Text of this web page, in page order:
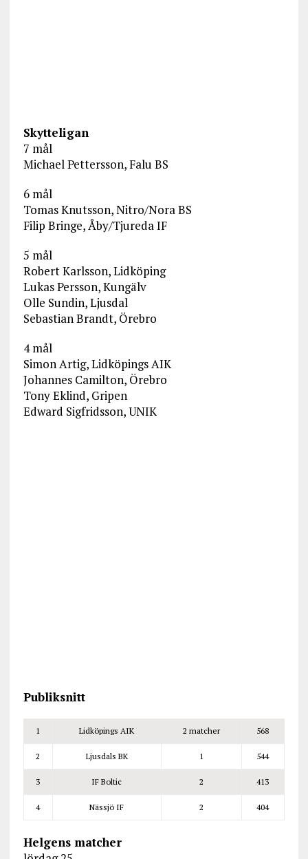
Skytteligan
7 mål
Michael Pettersson, Falu BS
6 mål
Tomas Knutsson, Nitro/Nora BS
Filip Bringe, Åby/Tjureda IF
5 mål
Robert Karlsson, Lidköping
Lukas Persson, Kungälv
Olle Sundin, Ljusdal
Sebastian Brandt, Örebro
4 mål
Simon Artig, Lidköpings AIK
Johannes Camilton, Örebro
Tony Eklind, Gripen
Edward Sigfridsson, UNIK
Publiksnitt
1 Lidköpings AIK 2 matcher 568
2 Ljusdals BK 1 544
3 IF Boltic 2 413
4 Nässjö IF 2 404
Helgens matcher